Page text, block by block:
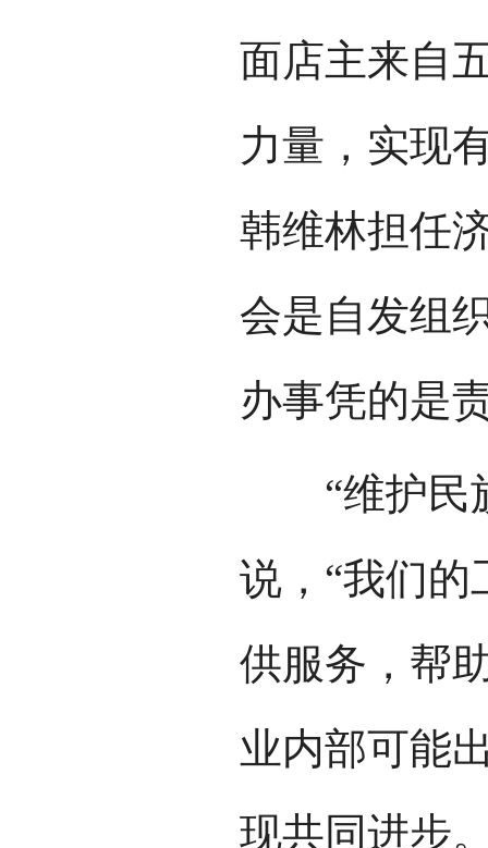
面店主来自
力量，实现
韩维林担任
会是自发组
办事凭的是
“维护民族
说，“我们
供服务，帮
业内部可能
现共同进步